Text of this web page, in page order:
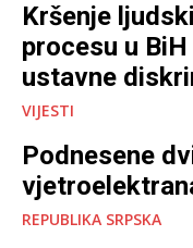
Kršenje
procesu u
ustavne
VIJESTI
Podnesene
REPUBLIKA SRPSKA